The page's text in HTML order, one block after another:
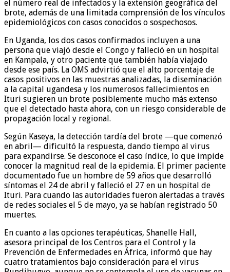
el número real de infectados y la extensión geográfica del
brote, además de una limitada comprensión de los vínculos
epidemiológicos con casos conocidos o sospechosos.
En Uganda, los dos casos confirmados incluyen a una
persona que viajó desde el Congo y falleció en un hospital
en Kampala, y otro paciente que también había viajado
desde ese país. La OMS advirtió que el alto porcentaje de
casos positivos en las muestras analizadas, la diseminación
a la capital ugandesa y los numerosos fallecimientos en
Ituri sugieren un brote posiblemente mucho más extenso
que el detectado hasta ahora, con un riesgo considerable de
propagación local y regional.
Según Kaseya, la detección tardía del brote —que comenzó
en abril— dificultó la respuesta, dando tiempo al virus
para expandirse. Se desconoce el caso índice, lo que impide
conocer la magnitud real de la epidemia. El primer paciente
documentado fue un hombre de 59 años que desarrolló
síntomas el 24 de abril y falleció el 27 en un hospital de
Ituri. Para cuando las autoridades fueron alertadas a través
de redes sociales el 5 de mayo, ya se habían registrado 50
muertes.
En cuanto a las opciones terapéuticas, Shanelle Hall,
asesora principal de los Centros para el Control y la
Prevención de Enfermedades en África, informó que hay
cuatro tratamientos bajo consideración para el virus